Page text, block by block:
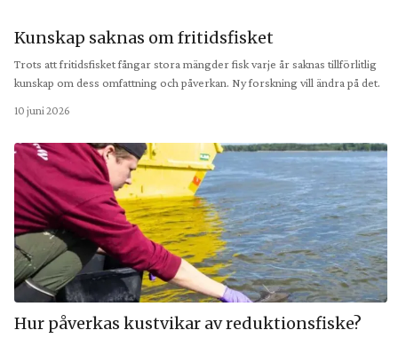
Kunskap saknas om fritidsfisket
Trots att fritidsfisket fångar stora mängder fisk varje år saknas tillförlitlig
kunskap om dess omfattning och påverkan. Ny forskning vill ändra på det.
10 juni 2026
Hur påverkas kustvikar av reduktionsfiske?